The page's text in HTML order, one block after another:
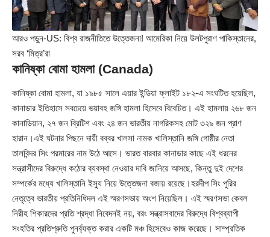
আরও পড়ুন-US: বিশ্ব রাজনীতিতে উত্তেজনা! আমেরিকা নিয়ে উলটপুরাণ পাকিস্তানের,
সরব ‘মিত্র’রা
কানিষ্কা বোমা হামলা (Canada)
কানিষ্কা বোমা হামলা, যা ১৯৮৫ সালে এয়ার ইন্ডিয়া ফ্লাইট ১৮২-এ সংঘটিত হয়েছিল,
কানাডার ইতিহাসে সবচেয়ে ভয়াবহ জঙ্গি হামলা হিসেবে বিবেচিত। এই হামলায় ২৬৮ জন
কানাডিয়ান, ২৭ জন ব্রিটিশ এবং ২৪ জন ভারতীয় নাগরিকসহ মোট ৩২৯ জন প্রাণ
হারান।এই ঘটনার পিছনে দায়ী বব্বর খালসা নামক খালিস্তানি জঙ্গি গোষ্ঠীর নেতা
তালবিন্দর সিং পরমারের নাম উঠে আসে। ভারত বারবার কানাডার কাছে এই ধরনের
সন্ত্রাসীদের বিরুদ্ধে কঠোর ব্যবস্থা নেওয়ার দাবি জানিয়ে আসছে, কিন্তু দুই দেশের
সম্পর্কের মধ্যে খালিস্তানি ইস্যু নিয়ে উত্তেজনা বজায় রয়েছে।হরদীপ সিং পুরির
নেতৃত্বে ভারতীয় প্রতিনিধিদল এই স্মরণসভায় অংশ নিয়েছিল। এই স্মরণসভা কেবল
নিরীহ শিকারদের প্রতি শ্রদ্ধা নিবেদনই নয়, বরং সন্ত্রাসবাদের বিরুদ্ধে বিশ্বব্যাপী
সংহতির প্রতিশ্রুতি পুনর্ব্যক্ত করার একটি মঞ্চ হিসেবেও কাজ করেছে। সাম্প্রতিক